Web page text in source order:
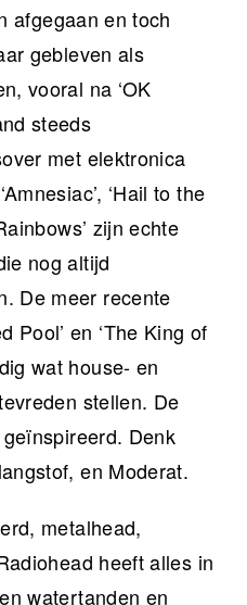
afgegaan en toch
gebleven als
vooral na ‘OK
steeds
met elektronica
‘Hail to the
zijn echte
nog altijd
De meer recente
Pool’ en ‘The King of
wat house- en
stellen. De
Denk
en Moderat.
metalhead,
heeft alles in
watertanden en